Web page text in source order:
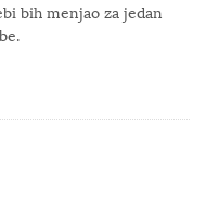
bih menjao za jedan